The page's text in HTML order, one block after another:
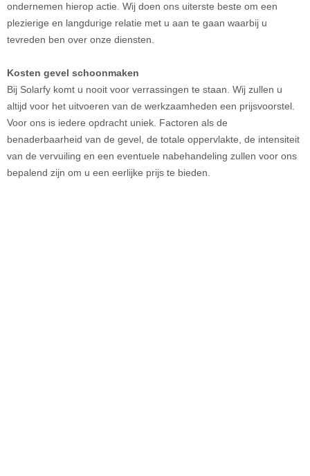
ondernemen hierop actie. Wij doen ons uiterste beste om een
plezierige en langdurige relatie met u aan te gaan waarbij u
tevreden ben over onze diensten.
Kosten gevel schoonmaken
Bij Solarfy komt u nooit voor verrassingen te staan. Wij zullen u
altijd voor het uitvoeren van de werkzaamheden een prijsvoorstel.
Voor ons is iedere opdracht uniek. Factoren als de
benaderbaarheid van de gevel, de totale oppervlakte, de intensiteit
van de vervuiling en een eventuele nabehandeling zullen voor ons
bepalend zijn om u een eerlijke prijs te bieden.